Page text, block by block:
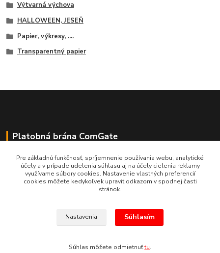
Výtvarná výchova
HALLOWEEN, JESEŇ
Papier, výkresy, ....
Transparentný papier
Platobná brána ComGate
za porušenie Autorského zákona.
Pre základnú funkčnosť, spríjemnenie používania webu, analytické
účely a v prípade udelenia súhlasu aj na účely cielenia reklamy
využívame súbory cookies. Nastavenie vlastných preferencií
cookies môžete kedykoľvek upraviť odkazom v spodnej časti
stránok.
Nastavenia Súhlasím
Súhlas môžete odmietnuťtu.